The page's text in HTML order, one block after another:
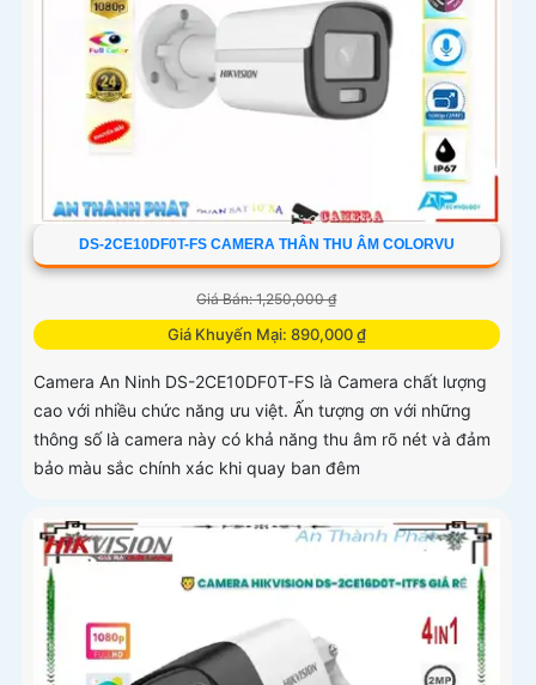
DS-2CE10DF0T-FS CAMERA THÂN THU ÂM COLORVU
Giá Bán: 1,250,000 ₫
Giá Khuyến Mại: 890,000 ₫
Camera An Ninh DS-2CE10DF0T-FS là Camera chất lượng
cao với nhiều chức năng ưu việt. Ấn tượng ơn với những
thông số là camera này có khả năng thu âm rõ nét và đảm
bảo màu sắc chính xác khi quay ban đêm